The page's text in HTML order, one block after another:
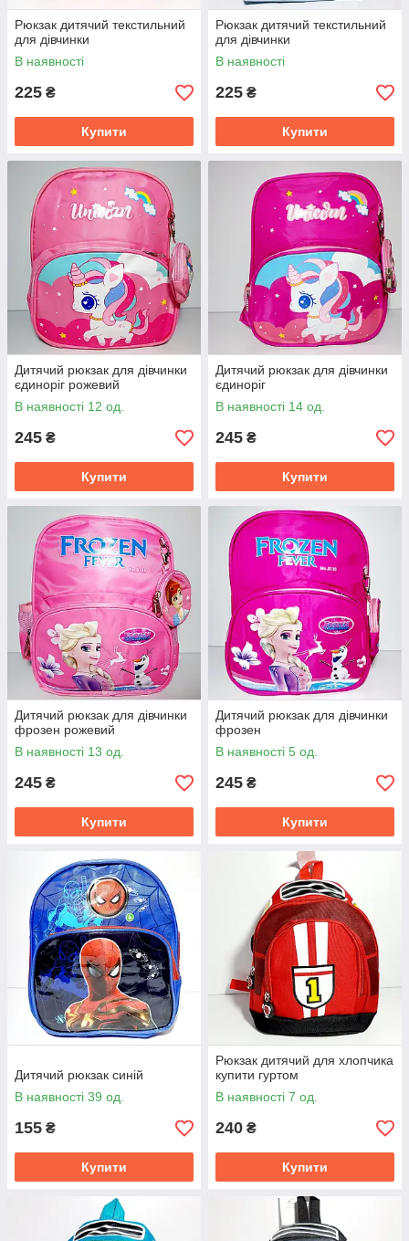
Рюкзак дитячий текстильний
для дівчинки
В наявності
225 ₴
Купити
Рюкзак дитячий текстильний
для дівчинки
В наявності
225 ₴
Купити
Дитячий рюкзак для дівчинки
єдиноріг рожевий
В наявності 12 од.
245 ₴
Купити
Дитячий рюкзак для дівчинки
єдиноріг
В наявності 14 од.
245 ₴
Купити
Дитячий рюкзак для дівчинки
фрозен рожевий
В наявності 13 од.
245 ₴
Купити
Дитячий рюкзак для дівчинки
фрозен
В наявності 5 од.
245 ₴
Купити
Дитячий рюкзак синій
В наявності 39 од.
155 ₴
Купити
Рюкзак дитячий для хлопчика
купити гуртом
В наявності 7 од.
240 ₴
Купити